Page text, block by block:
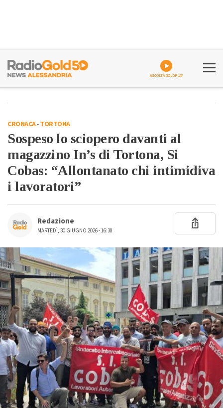
ASCOLTA GOLDPLAY
CRONACA-TORTONA
Sospeso lo sciopero davanti al
magazzino In’s di Tortona, Si
Cobas: “Allontanato chi intimidiva
i lavoratori”
Redazione
MARTEDÌ, 30 GIUGNO 2026 - 16:38